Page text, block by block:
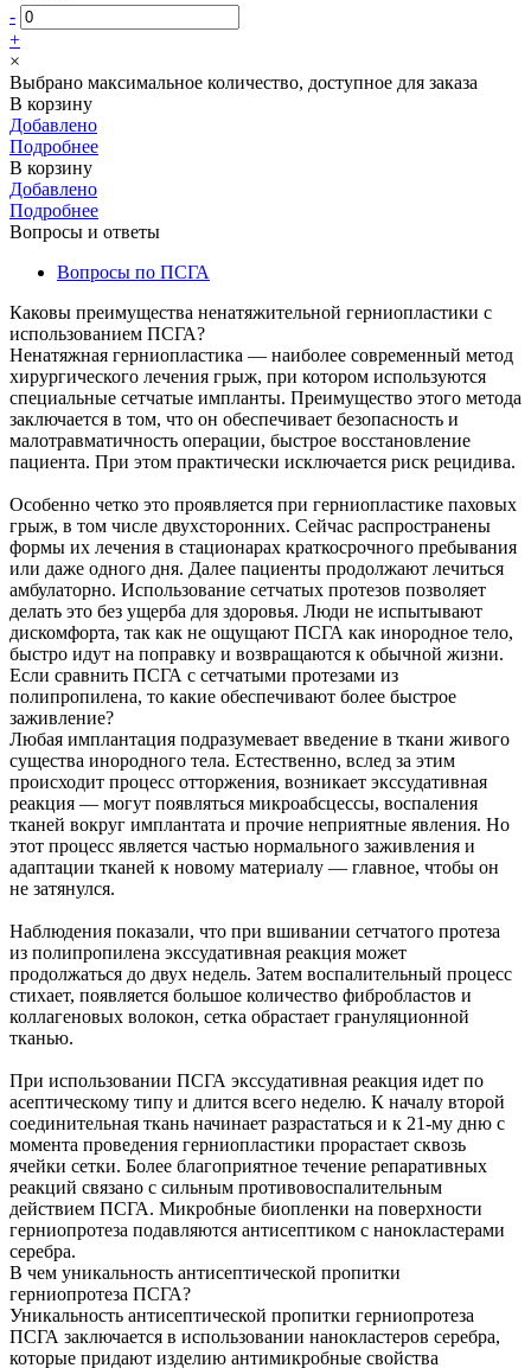
-
+
×
Выбрано максимальное количество, доступное для заказа
В корзину
Добавлено
Подробнее
В корзину
Добавлено
Подробнее
Вопросы и ответы
Вопросы по ПСГА
Каковы преимущества ненатяжительной герниопластики с
использованием ПСГА?
Ненатяжная герниопластика — наиболее современный метод
хирургического лечения грыж, при котором используются
специальные сетчатые импланты. Преимущество этого метода
заключается в том, что он обеспечивает безопасность и
малотравматичность операции, быстрое восстановление
пациента. При этом практически исключается риск рецидива.
Особенно четко это проявляется при герниопластике паховых
грыж, в том числе двухсторонних. Сейчас распространены
формы их лечения в стационарах краткосрочного пребывания
или даже одного дня. Далее пациенты продолжают лечиться
амбулаторно. Использование сетчатых протезов позволяет
делать это без ущерба для здоровья. Люди не испытывают
дискомфорта, так как не ощущают ПСГА как инородное тело,
быстро идут на поправку и возвращаются к обычной жизни.
Если сравнить ПСГА с сетчатыми протезами из
полипропилена, то какие обеспечивают более быстрое
заживление?
Любая имплантация подразумевает введение в ткани живого
существа инородного тела. Естественно, вслед за этим
происходит процесс отторжения, возникает экссудативная
реакция — могут появляться микроабсцессы, воспаления
тканей вокруг имплантата и прочие неприятные явления. Но
этот процесс является частью нормального заживления и
адаптации тканей к новому материалу — главное, чтобы он
не затянулся.
Наблюдения показали, что при вшивании сетчатого протеза
из полипропилена экссудативная реакция может
продолжаться до двух недель. Затем воспалительный процесс
стихает, появляется большое количество фибробластов и
коллагеновых волокон, сетка обрастает грануляционной
тканью.
При использовании ПСГА экссудативная реакция идет по
асептическому типу и длится всего неделю. К началу второй
соединительная ткань начинает разрастаться и к 21-му дню с
момента проведения герниопластики прорастает сквозь
ячейки сетки. Более благоприятное течение репаративных
реакций связано с сильным противовоспалительным
действием ПСГА. Микробные биопленки на поверхности
герниопротеза подавляются антисептиком с нанокластерами
серебра.
В чем уникальность антисептической пропитки
герниопротеза ПСГА?
Уникальность антисептической пропитки герниопротеза
ПСГА заключается в использовании нанокластеров серебра,
которые придают изделию антимикробные свойства